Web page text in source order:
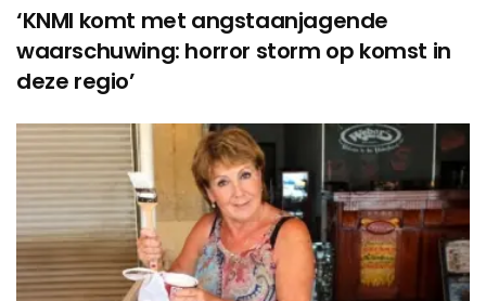
‘KNMI komt met angstaanjagende
waarschuwing: horror storm op komst in
deze regio’